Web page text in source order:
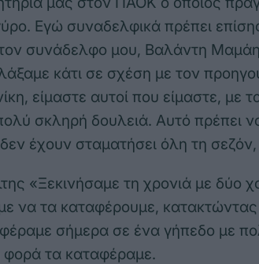
Εγώ συναδελφικά πρέπει
συνάδελφο μου, Βαλάντη
κάτι σε σχέση με τον
είμαστε αυτοί που είμαστε, με
σκληρή δουλειά. Αυτό πρέπει
έχουν σταματήσει όλη τη
«Ξεκινήσαμε τη χρονιά με δύο
να τα καταφέρουμε,
σήμερα σε ένα γήπεδο με
φορά τα καταφέραμε.